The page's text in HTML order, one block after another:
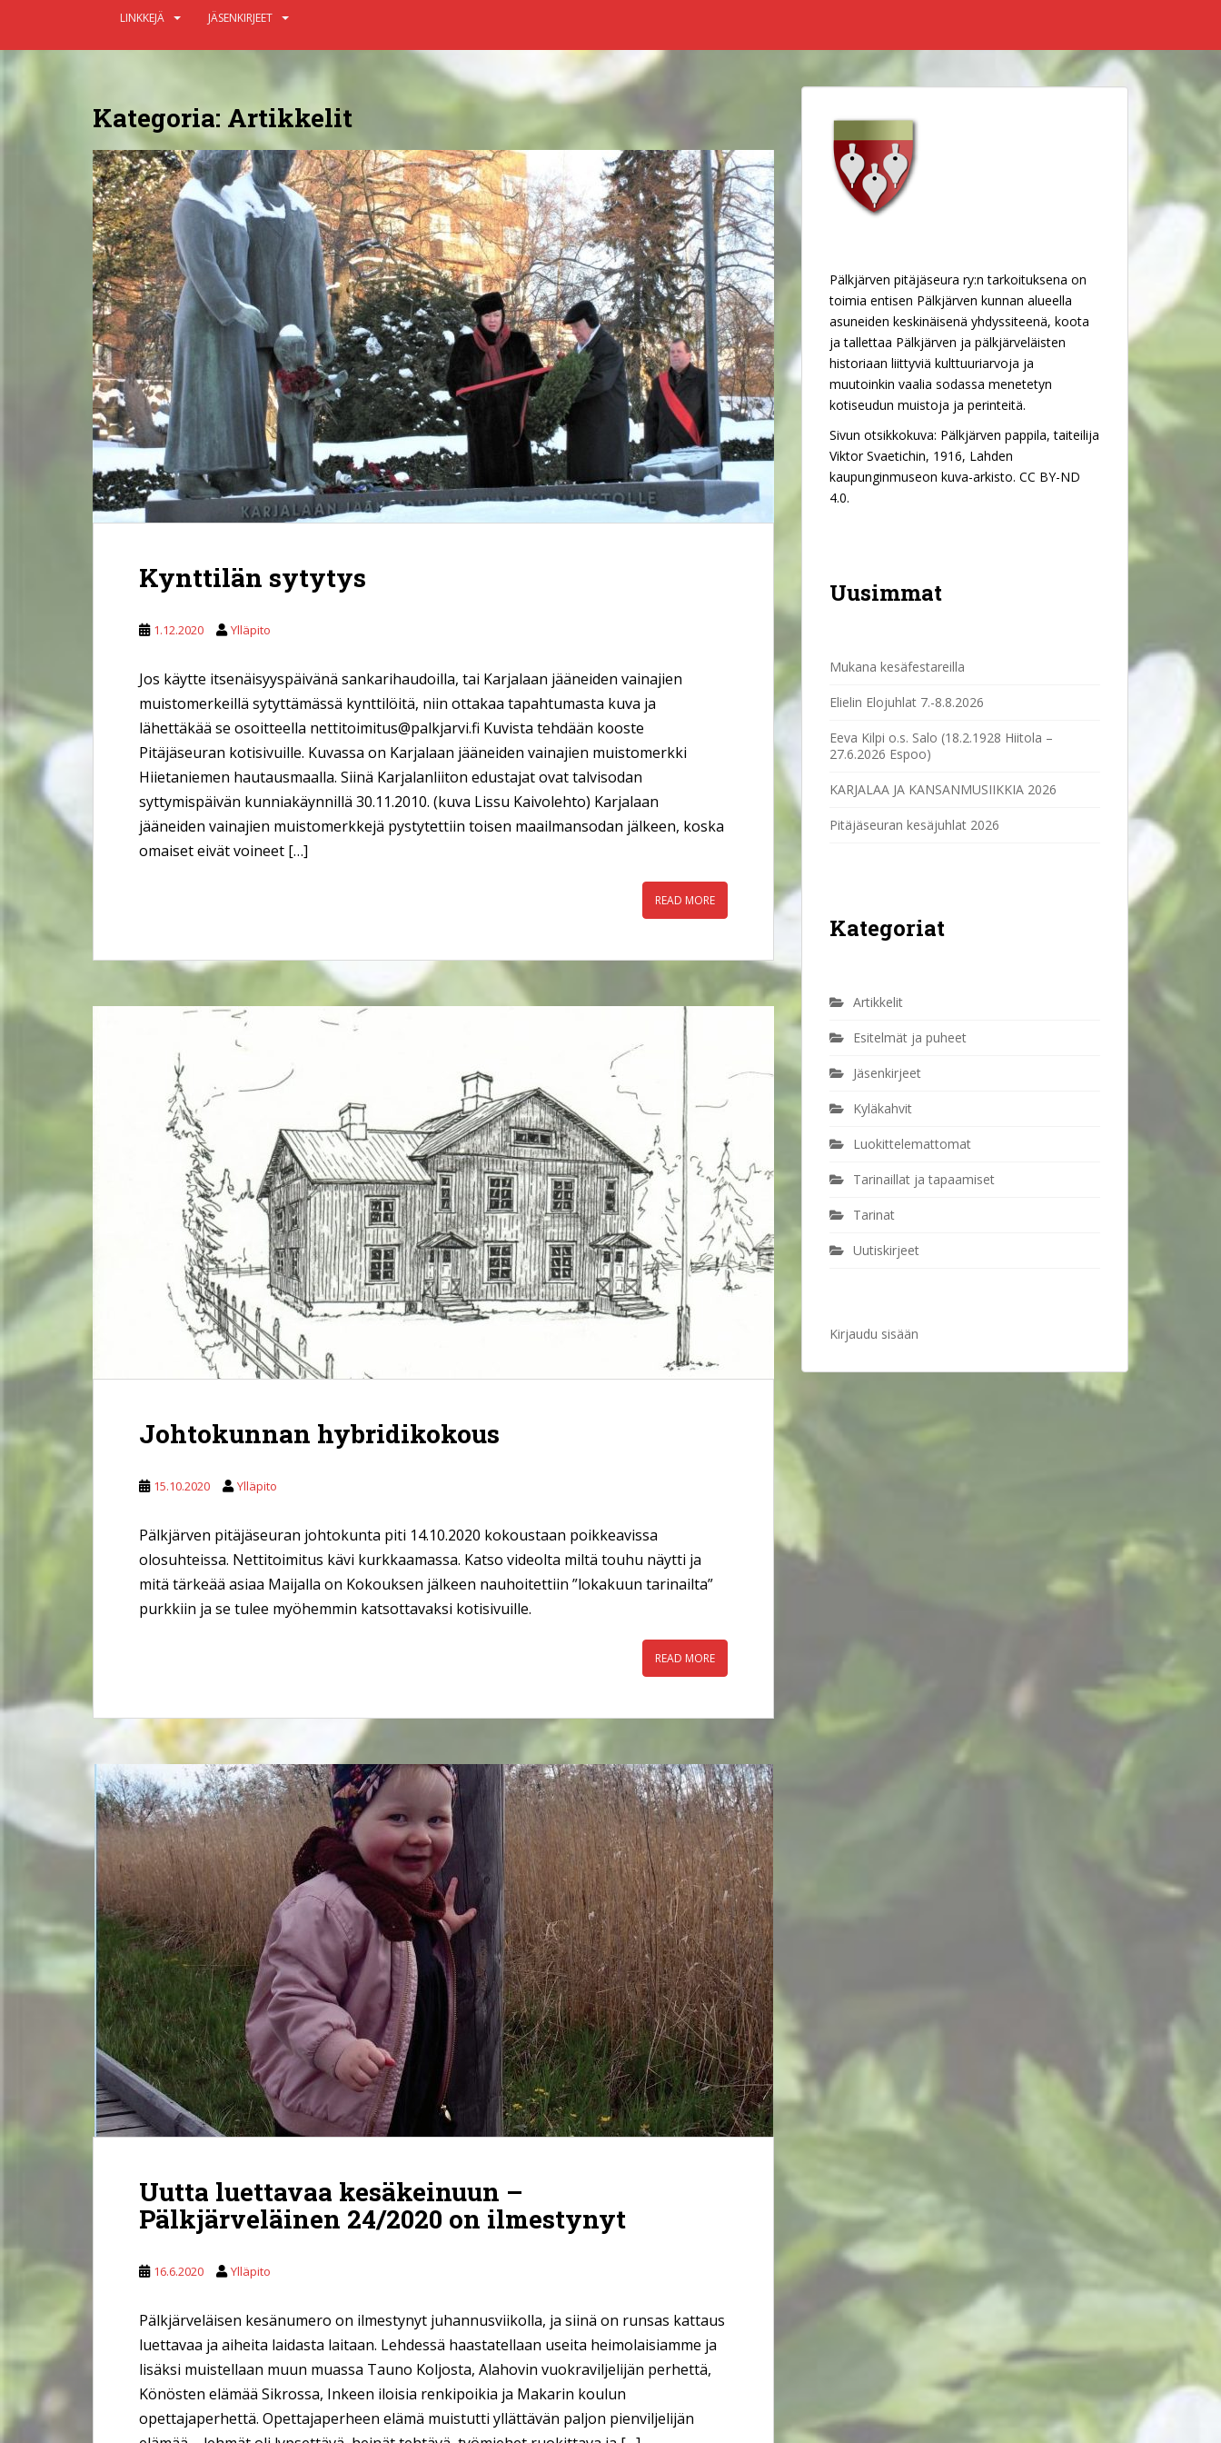
LINKKEJÄ JÄSENKIRJEET
Kategoria: Artikkelit
Kynttilän sytytys
1.12.2020 Ylläpito
Jos käytte itsenäisyyspäivänä sankarihaudoilla, tai Karjalaan jääneiden vainajien
muistomerkeillä sytyttämässä kynttilöitä, niin ottakaa tapahtumasta kuva ja
lähettäkää se osoitteella nettitoimitus@palkjarvi.fi Kuvista tehdään kooste
Pitäjäseuran kotisivuille. Kuvassa on Karjalaan jääneiden vainajien muistomerkki
Hiietaniemen hautausmaalla. Siinä Karjalanliiton edustajat ovat talvisodan
syttymispäivän kunniakäynnillä 30.11.2010. (kuva Lissu Kaivolehto) Karjalaan
jääneiden vainajien muistomerkkejä pystytettiin toisen maailmansodan jälkeen, koska
omaiset eivät voineet […]
READ MORE
Johtokunnan hybridikokous
15.10.2020 Ylläpito
Pälkjärven pitäjäseuran johtokunta piti 14.10.2020 kokoustaan poikkeavissa
olosuhteissa. Nettitoimitus kävi kurkkaamassa. Katso videolta miltä touhu näytti ja
mitä tärkeää asiaa Maijalla on Kokouksen jälkeen nauhoitettiin ”lokakuun tarinailta”
purkkiin ja se tulee myöhemmin katsottavaksi kotisivuille.
READ MORE
Uutta luettavaa kesäkeinuun –
Pälkjärveläinen 24/2020 on ilmestynyt
16.6.2020 Ylläpito
Pälkjärveläisen kesänumero on ilmestynyt juhannusviikolla, ja siinä on runsas kattaus
luettavaa ja aiheita laidasta laitaan. Lehdessä haastatellaan useita heimolaisiamme ja
lisäksi muistellaan muun muassa Tauno Koljosta, Alahovin vuokraviljelijän perhettä,
Könösten elämää Sikrossa, Inkeen iloisia renkipoikia ja Makarin koulun
opettajaperhettä. Opettajaperheen elämä muistutti yllättävän paljon pienviljelijän
Pälkjärven pitäjäseura ry:n tarkoituksena on
toimia entisen Pälkjärven kunnan alueella
asuneiden keskinäisenä yhdyssiteenä, koota
ja tallettaa Pälkjärven ja pälkjärveläisten
historiaan liittyviä kulttuuriarvoja ja
muutoinkin vaalia sodassa menetetyn
kotiseudun muistoja ja perinteitä.
Sivun otsikkokuva: Pälkjärven pappila, taiteilija
Viktor Svaetichin, 1916, Lahden
kaupunginmuseon kuva-arkisto. CC BY-ND
4.0.
Uusimmat
Mukana kesäfestareilla
Elielin Elojuhlat 7.-8.8.2026
Eeva Kilpi o.s. Salo (18.2.1928 Hiitola –
27.6.2026 Espoo)
KARJALAA JA KANSANMUSIIKKIA 2026
Pitäjäseuran kesäjuhlat 2026
Kategoriat
Artikkelit
Esitelmät ja puheet
Jäsenkirjeet
Kyläkahvit
Luokittelemattomat
Tarinaillat ja tapaamiset
Tarinat
Uutiskirjeet
Kirjaudu sisään